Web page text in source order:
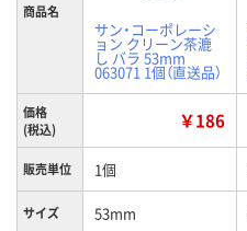
商品名
サン・コーポレーシ
ョン クリーン茶漉
し バラ 53mm
063071 1個（直送品）
価格
(税込)
￥186
販売単位 1個
サイズ 53mm